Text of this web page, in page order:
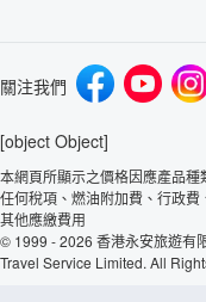
關注我們
[object Object]
本網頁所顯示之價格因應產品
任何稅項、燃油附加費、行政
其他應繳費用
© 1999 - 2026 香港永安旅遊有
Travel Service Limited. All